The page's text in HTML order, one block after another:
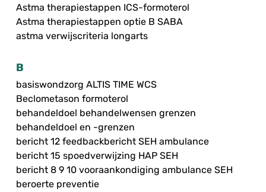
Astma therapiestappen ICS-formoterol
Astma therapiestappen optie B SABA
astma verwijscriteria longarts
B
basiswondzorg ALTIS TIME WCS
Beclometason formoterol
behandeldoel behandelwensen grenzen
behandeldoel en -grenzen
bericht 12 feedbackbericht SEH ambulance
bericht 15 spoedverwijzing HAP SEH
bericht 8 9 10 vooraankondiging ambulance SEH
beroerte preventie